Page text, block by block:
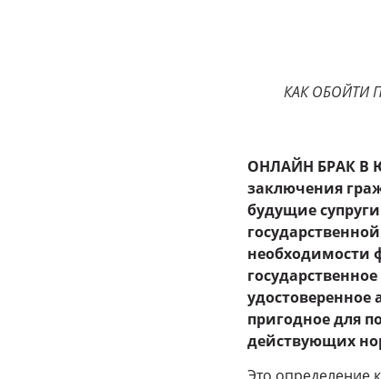
КАК ОБОЙТИ
ОНЛАЙН БРАК В
заключения
будущие
необходимости
удостоверенное
пригодное для
действующих